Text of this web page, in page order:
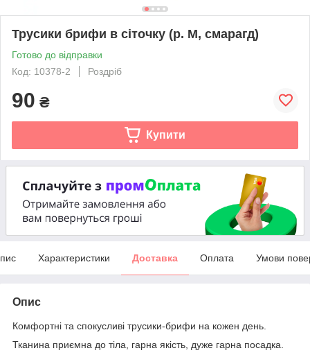
Трусики брифи в сіточку (р. М, смарагд)
Готово до відправки
Код: 10378-2
Роздріб
90 ₴
Купити
Характеристики Доставка Оплата Умови
Опис
Комфортні та спокусливі трусики-брифи на кожен день.
Тканина приємна до тіла, гарна якість, дуже гарна посадка.